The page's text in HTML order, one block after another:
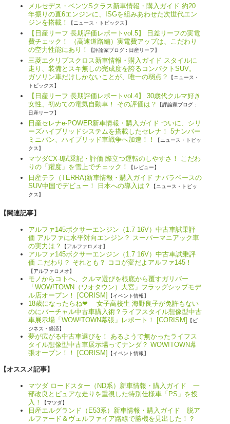
メルセデス・ベンツSクラス新車情報・購入ガイド 約20
年振りの直6エンジンに、ISGを組みあわせた次世代エン
ジンを搭載！
【ニュース・トピックス】
【日産リーフ 長期評価レポートvol.5】 日差リーフの実電
費チェック！ （高速道路編）実電費アップは、こだわり
の空力性能にあり！
【評論家ブログ : 日産リーフ】
三菱エクリプスクロス新車情報・購入ガイド スタイルに
走り、装備とスキ無しの完成度を誇るコンパクトSUV。
ガソリン車だけしかないことが、唯一の弱点？
【ニュース・
トピックス】
【日産リーフ 長期評価レポートvol.4】 30歳代クルマ好き
女性、初めての電気自動車！ その評価は？
【評論家ブログ :
日産リーフ】
日産セレナe-POWER新車情報・購入ガイド ついに、シリ
ーズハイブリッドシステムを搭載したセレナ！ 5ナンバー
ミニバン、ハイブリッド車戦争へ加速！！
【ニュース・トピッ
クス】
マツダCX-8試乗記・評価 際立つ運転のしやすさ！ こだわ
りの「躍度」を雪上でチェック！
【レビュー】
日産テラ（TERRA)新車情報・購入ガイド ナバラベースの
SUV中国でデビュー！ 日本への導入は？
【ニュース・トピッ
クス】
【関連記事】
アルファ145ボクサーエンジン（1.7 16V）中古車試乗評
価 アルファに水平対向エンジン？ スーパーマニアック車
の実力は？
【アルファロメオ】
アルファ145ボクサーエンジン（1.7 16V）中古車試乗評
価 こだわり？ それとも？ ココが変だよアルファ145！
【アルファロメオ】
モノからコトへ、クルマ選びを根底から覆すガリバー
「WOW!TOWN（ワオタウン）大宮」フラッグシップモデ
ル店オープン！ [CORISM]
【イベント情報】
18歳になったらね❤ 女子高校生 海野良子が免許もない
のにバーチャル中古車購入術？ライフスタイル想像型中古
車展示場「WOW!TOWN幕張」レポート！ [CORISM]
【ビ
ジネス・経済】
夢が広がる中古車選びを！ あるようで無かったライフス
タイル想像型中古車展示場ってナンダ？ WOW!TOWN幕
張オープン！！ [CORISM]
【イベント情報】
【オススメ記事】
マツダ ロードスター（ND系）新車情報・購入ガイド 一
部改良とピュアな走りを重視した特別仕様車「PS」を投
入！
【マツダ】
日産エルグランド（E53系）新車情報・購入ガイド 脱ア
ルファード＆ヴェルファイア路線で勝機を見出した！？